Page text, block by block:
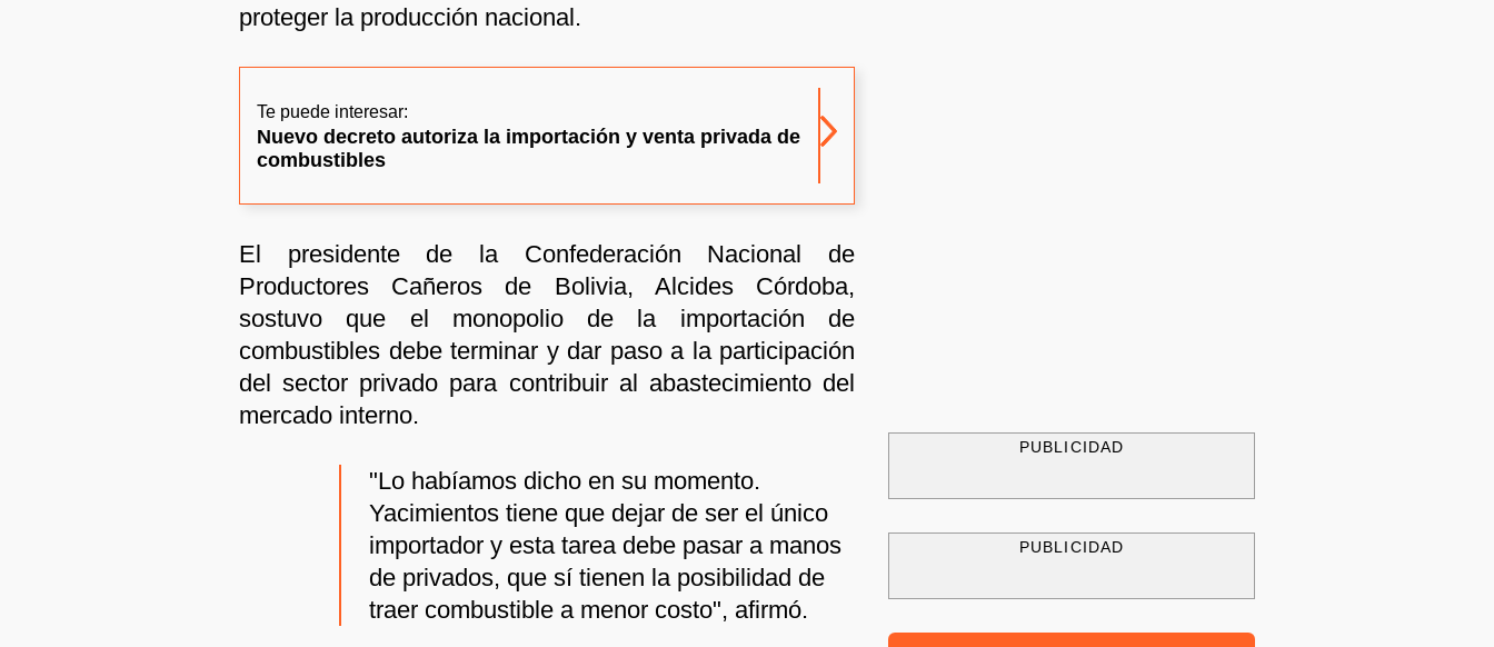
proteger la producción nacional.
Te puede interesar:
Nuevo decreto autoriza la importación y venta privada de
combustibles
El presidente de la Confederación Nacional de
Productores Cañeros de Bolivia, Alcides Córdoba,
sostuvo que el monopolio de la importación de
combustibles debe terminar y dar paso a la participación
del sector privado para contribuir al abastecimiento del
mercado interno.
"Lo habíamos dicho en su momento.
Yacimientos tiene que dejar de ser el único
importador y esta tarea debe pasar a manos
de privados, que sí tienen la posibilidad de
traer combustible a menor costo", afirmó.
PUBLICIDAD
PUBLICIDAD